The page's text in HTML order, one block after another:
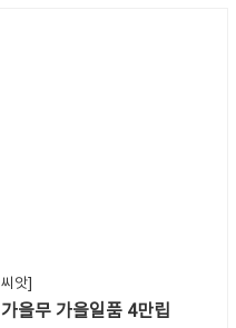
씨앗]
가을무 가을일품 4만립